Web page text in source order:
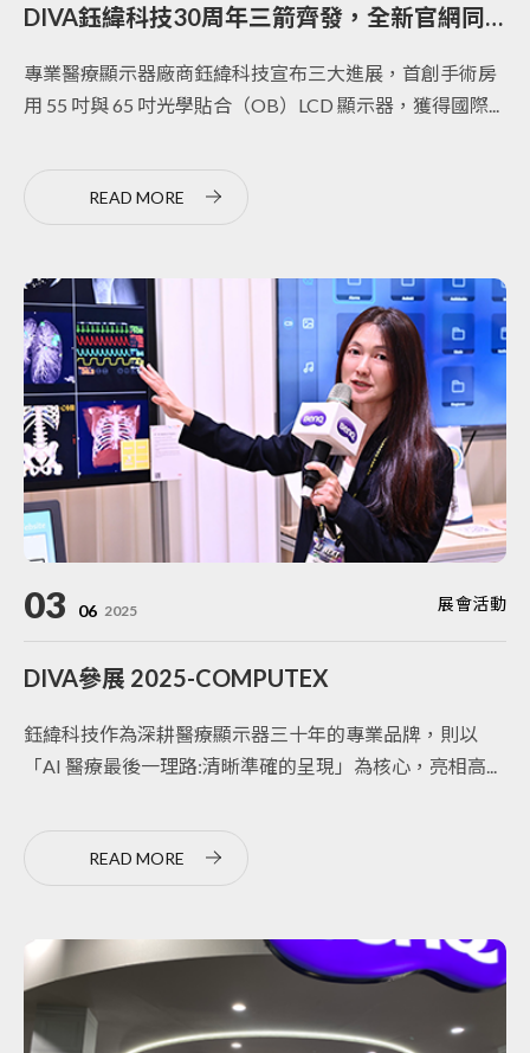
DIVA鈺緯科技30周年三箭齊發，全新官網同步上線
專業醫療顯示器廠商鈺緯科技宣布三大進展，首創手術房
用 55 吋與 65 吋光學貼合（OB）LCD 顯示器，獲得國際...
READ MORE
03 06 2025 展會活動
DIVA參展 2025-COMPUTEX
鈺緯科技作為深耕醫療顯示器三十年的專業品牌，則以
「AI 醫療最後一理路:清晰準確的呈現」為核心，亮相高...
READ MORE